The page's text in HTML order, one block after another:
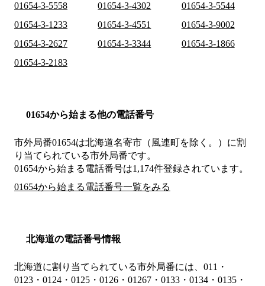
01654-3-5558
01654-3-4302
01654-3-5544
01654-3-1233
01654-3-4551
01654-3-9002
01654-3-2627
01654-3-3344
01654-3-1866
01654-3-2183
01654から始まる他の電話番号
市外局番01654は北海道名寄市（風連町を除く。） に割
り当てられている市外局番です。
01654から始まる電話番号は1,174件登録されています。
01654から始まる電話番号一覧をみる
北海道の電話番号情報
北海道に割り当てられている市外局番には、011・
0123・0124・0125・0126・01267・0133・0134・0135・